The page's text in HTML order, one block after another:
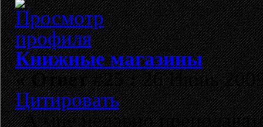
Книжные магазины
«Ответ #25 :26 Июнь
Цитировать
А мне недавно